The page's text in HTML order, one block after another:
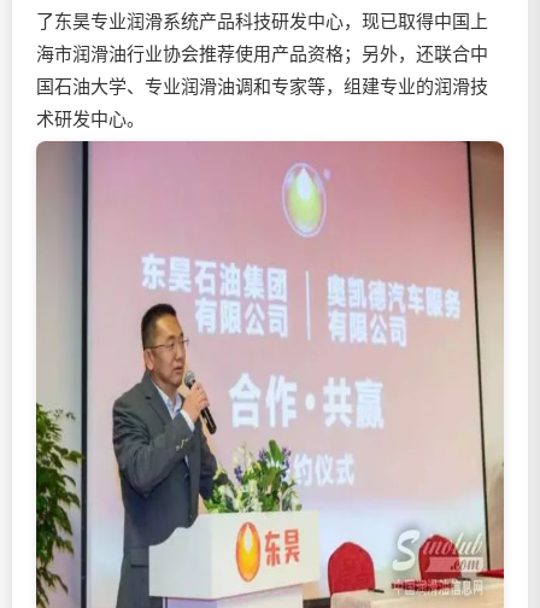
了东昊专业润滑系统产品科技研发中心，现已取得中国上
海市润滑油行业协会推荐使用产品资格；另外，还联合中
国石油大学、专业润滑油调和专家等，组建专业的润滑技
术研发中心。